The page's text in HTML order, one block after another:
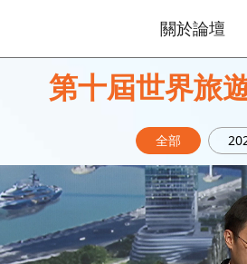
關於論壇
第十屆世界旅
全部